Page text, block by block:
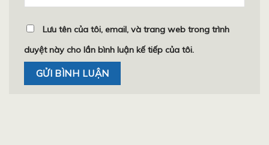
Lưu tên của tôi, email, và trang web trong trình
duyệt này cho lần bình luận kế tiếp của tôi.